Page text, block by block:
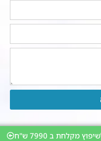
מקלחת ב 7990 ש"ח